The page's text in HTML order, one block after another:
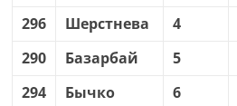
296
Шерстнева 4
290
Базарбай 5
294
Бычко 6